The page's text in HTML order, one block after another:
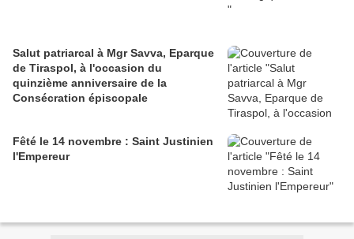
Salut patriarcal à Mgr Savva, Eparque
de Tiraspol, à l'occasion du
quinzième anniversaire de la
Consécration épiscopale
Fêté le 14 novembre : Saint Justinien
l'Empereur